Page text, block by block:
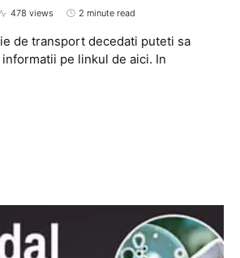
478 views 2 minute read
de transport decedati puteti sa
pe linkul de aici. In